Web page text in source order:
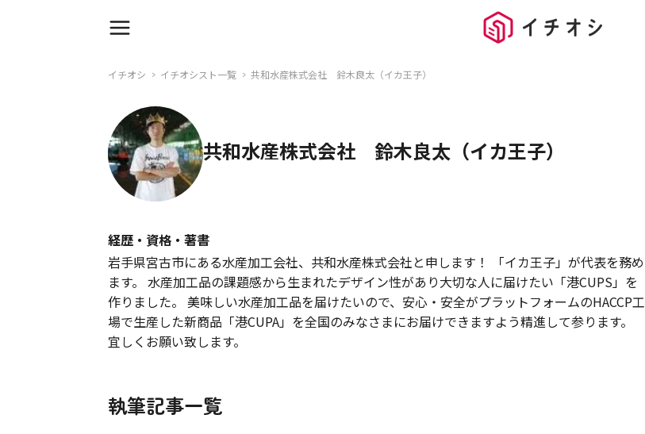
イチオシ イチオシスト一覧 共和水産株式会社 鈴木良太（イカ王子）
共和水産株式会社 鈴木良太（イカ王子）
経歴・資格・著書
岩手県宮古市にある水産加工会社、共和水産株式会社と申します！ 「イカ王子」が代表を務め
ます。 水産加工品の課題感から生まれたデザイン性があり大切な人に届けたい「港CUPS」を
作りました。 美味しい水産加工品を届けたいので、安心・安全がプラットフォームのHACCP工
場で生産した新商品「港CUPA」を全国のみなさまにお届けできますよう精進して参ります。
宜しくお願い致します。
執筆記事一覧